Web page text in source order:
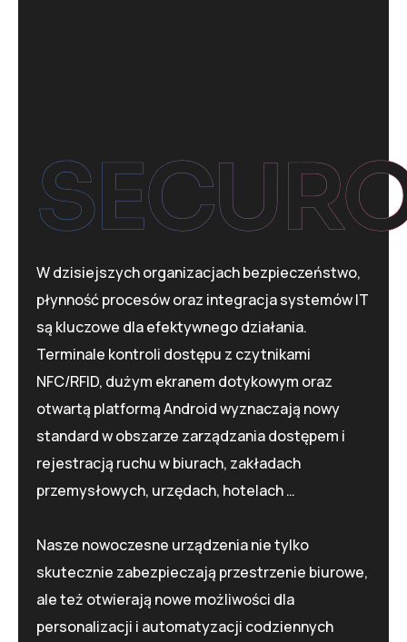
W dzisiejszych organizacjach bezpieczeństwo,
płynność procesów oraz integracja systemów IT
są kluczowe dla efektywnego działania.
Terminale kontroli dostępu z czytnikami
NFC/RFID, dużym ekranem dotykowym oraz
otwartą platformą Android wyznaczają nowy
standard w obszarze zarządzania dostępem i
rejestracją ruchu w biurach, zakładach
przemysłowych, urzędach, hotelach …
Nasze nowoczesne urządzenia nie tylko
skutecznie zabezpieczają przestrzenie biurowe,
ale też otwierają nowe możliwości dla
personalizacji i automatyzacji codziennych